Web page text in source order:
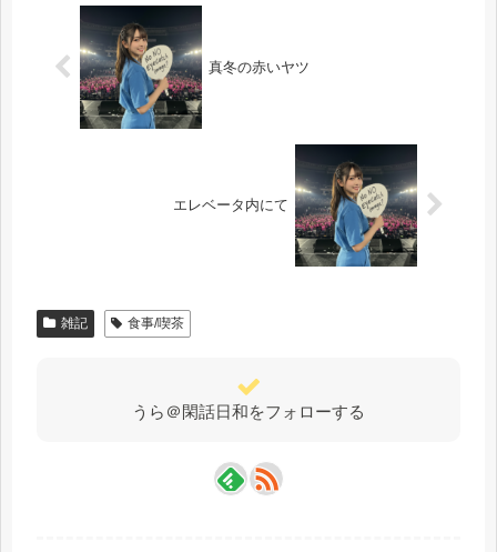
真冬の赤いヤツ
エレベータ内にて
雑記 食事/喫茶
うら＠閑話日和をフォローする